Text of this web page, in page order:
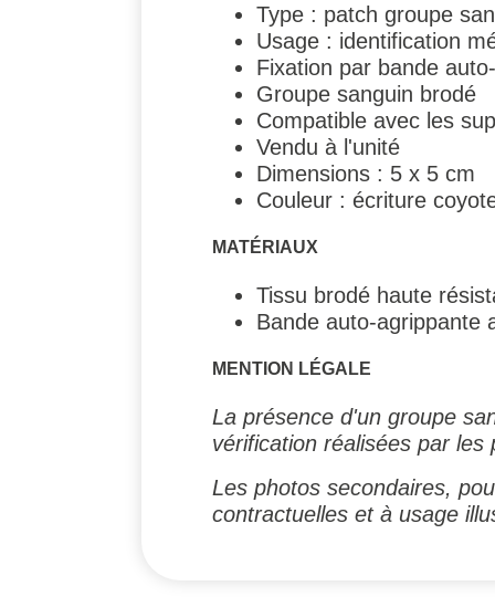
Type : patch groupe
Usage : identification
Fixation par bande
Groupe sanguin brodé
Compatible avec les
Vendu à l'unité
Dimensions : 5 x 5 cm
Couleur : écriture
MATÉRIAUX
Tissu brodé haute
Bande auto-agrippante
MENTION LÉGALE
La présence d'un groupe
vérification réalisées par
Les photos secondaires,
contractuelles et à usage